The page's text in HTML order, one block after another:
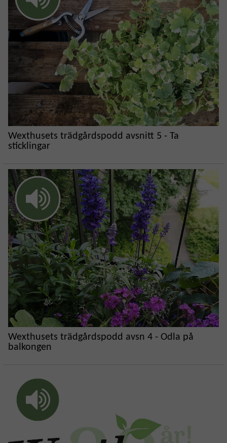
Wexthusets trädgårdspodd avsnitt 5 - Ta
sticklingar
Wexthusets trädgårdspodd avsn 4 - Odla på
balkongen